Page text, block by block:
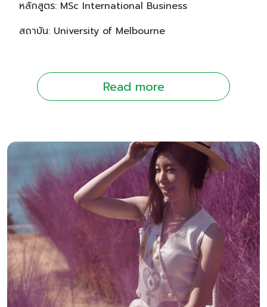
หลักสูตร: MSc International Business
สถาบัน: University of Melbourne
Read more